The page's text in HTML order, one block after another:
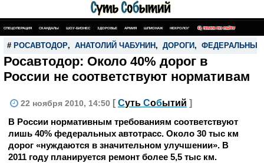
СПЕЦОПЕРАЦИЯ СКАНДАЛЫ ШОУ-БИЗНЕС ЗДОРОВЬЕ АРМИЯ ШПИОНАЖ НЕКРОЛОГ ПОИСК ПО САЙТУ
# РОСАВТОДОР, АНАТОЛИЙ ЧАБУНИН , ДОРОГИ ,
Росавтодор: Около 40% дорог в
России не соответствуют нормативам
22 ноября 2010, 14:50 [ Суть Событий ]
В России нормативным требованиям соответствуют
лишь 40% федеральных автотрасс. Около 30 тыс км
дорог «нуждаются в значительном улучшении». В
2011 году планируется ремонт более 5,5 тыс км.